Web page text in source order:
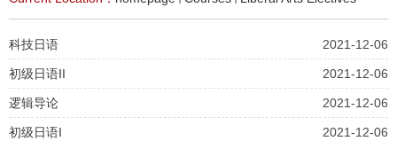
科技日语 2021-12-06
初级日语II 2021-12-06
逻辑导论 2021-12-06
初级日语I 2021-12-06